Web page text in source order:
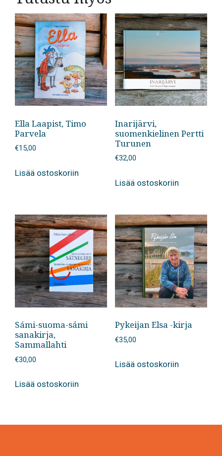
Ella Laapist, Timo
Parvela
€15,00
Lisää ostoskoriin
Inarijärvi,
suomenkielinen Pertti
Turunen
€32,00
Lisää ostoskoriin
Sámi-suoma-sámi
sanakirja,
Sammallahti
€30,00
Lisää ostoskoriin
Pykeijan Elsa -kirja
€35,00
Lisää ostoskoriin